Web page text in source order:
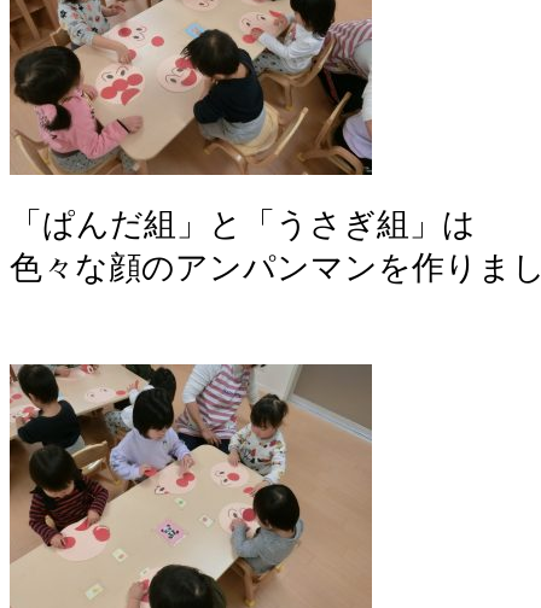
「ぱんだ組」と「うさぎ組」は
色々な顔のアンパンマンを作りま